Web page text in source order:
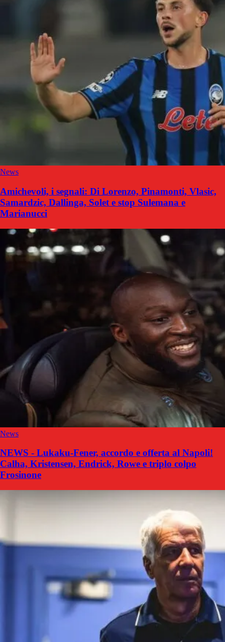
News
Amichevoli, i segnali: Di Lorenzo, Pinamonti, Vlasic,
Samardzic, Dallinga, Solet e stop Sulemana e
Marianucci
News
NEWS - Lukaku-Fener, accordo e offerta al Napoli!
Calha, Kristensen, Endrick, Rowe e triplo colpo
Frosinone